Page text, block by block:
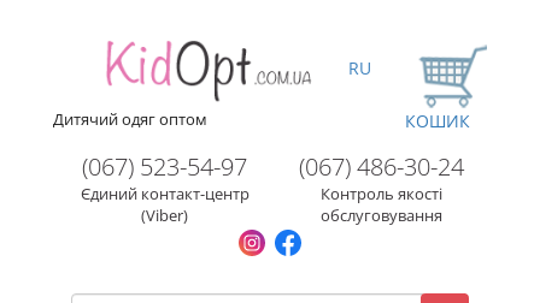
Дитячий одяг оптом
(067) 523-54-97
Єдиний контакт-центр
(Viber)
(067) 486-30-24
Контроль якості
обслуговування
RU
КОШИК